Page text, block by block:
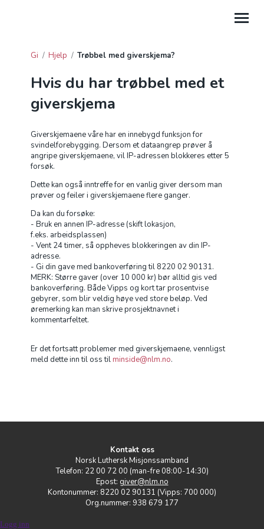
FORDELTE GIVERAVTALER
GAVE FRA BEDRIFT
GI TIL LEIRSTEDER
Gi / Hjelp / Trøbbel med giverskjema?
Hvis du har trøbbel med et
giverskjema
Giverskjemaene våre har en innebygd funksjon for
svindelforebygging. Dersom et dataangrep prøver å
angripe giverskjemaene, vil IP-adressen blokkeres etter 5
forsøk.
Dette kan også inntreffe for en vanlig giver dersom man
prøver og feiler i giverskjemaene flere ganger.
Da kan du forsøke:
- Bruk en annen IP-adresse (skift lokasjon,
f.eks. arbeidsplassen)
- Vent 24 timer, så oppheves blokkeringen av din IP-
adresse.
- Gi din gave med bankoverføring til 8220 02 90131.
MERK: Større gaver (over 10 000 kr) bør alltid gis ved
bankoverføring. Både Vipps og kort tar prosentvise
gebyrer, som blir veldig høye ved store beløp. Ved
øremerking kan man skrive prosjektnavnet i
kommentarfeltet.
Er det fortsatt problemer med giverskjemaene, vennligst
meld dette inn til oss tilminside@nlm.no.
Kontakt oss
Norsk Luthersk Misjonssamband
Telefon: 22 00 72 00 (man-fre 08:00-14:30)
Epost: giver@nlm.no
Kontonummer: 8220 02 90131 (Vipps: 700 000)
Org.nummer: 938 679 177
Logg inn